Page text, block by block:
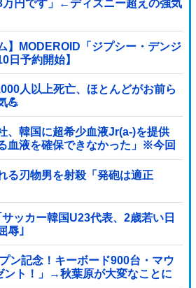
万円です」←ディズニー超えの強気
】MODEROID「ジプシー・デンジ
日予約開始】
人以上死亡、ほとんどがお前ら
💪
、韓国に超希少血液Jr(a-)を提供
血液を確保できなかった」※今回
る刃物男を射殺「発砲は適正
サッカー韓国U23代表、2歳若い日
辱｣
ン記念！キーボード900台・マウ
ント！」→秋葉原が大変なことに